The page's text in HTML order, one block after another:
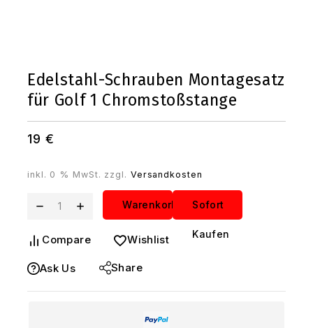
Edelstahl-Schrauben Montagesatz
für Golf 1 Chromstoßstange
19 €
inkl. 0 % MwSt. zzgl. Versandkosten
Edelstahl-
Montagesatz
für
Warenkorb Sofort
Kaufen
Compare Wishlist
Ask Us Share